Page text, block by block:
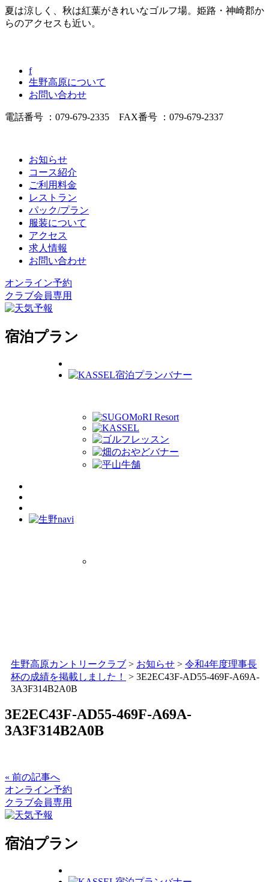
夏は涼しく、秋は紅葉がきれいなゴルフ場。姫路・神崎郡か
らのアクセスも近い。
f
生野高原について
お問い合わせ
電話番号 ：079-679-2335 FAX番号 ：079-679-2337
お知らせ
コース紹介
ご利用料金
レストラン
パック/プラン
服装について
アクセス
求人情報
お問い合わせ
オンライン予約
クラブ会員専用
宿泊プラン
生野高原カントリークラブ > お知らせ > 令和4年度理事長
杯の成績を掲載しました！
> 3E2EC43F-AD55-469F-A69A-
3A3F314B2A0B
3E2EC43F-AD55-469F-A69A-
3A3F314B2A0B
« 前の記事へ
オンライン予約
クラブ会員専用
宿泊プラン